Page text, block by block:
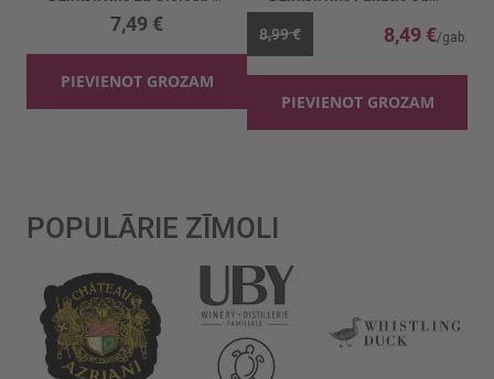
7,49 €
PIEVIENOT GROZAM
8,99 € 8,49 €
PIEVIENOT GROZAM
POPULĀRIE ZĪMOLI